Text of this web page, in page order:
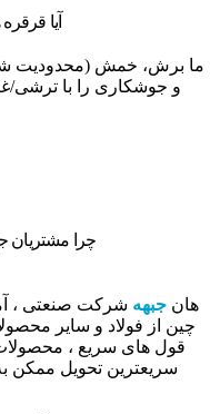
آیا
ما برش، خمش (محدودیت
و جوشکاری را با
چرا مشتریان
هان جبهه شرکت صنعتی ،
چین از فولاد و سایر
قول های سریع ،
سریعترین تحویل ممکن